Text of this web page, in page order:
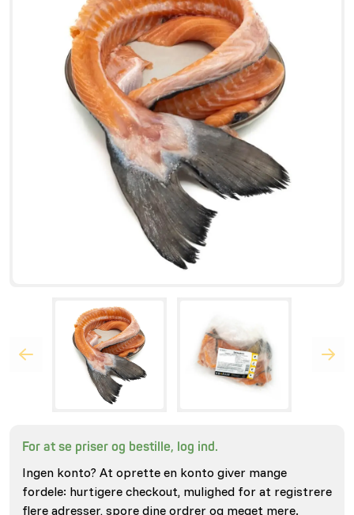
For at se priser og bestille, log ind.
Ingen konto? At oprette en konto giver mange
fordele: hurtigere checkout, mulighed for at registrere
flere adresser, spore dine ordrer og meget mere.